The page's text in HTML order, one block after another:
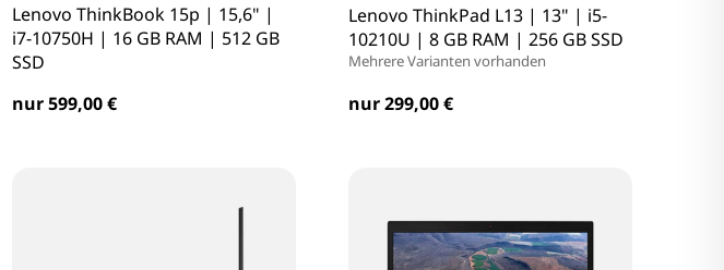
Lenovo ThinkBook 15p | 15,6" |
i7-10750H | 16 GB RAM | 512 GB
SSD
nur 599,00 €
Lenovo ThinkPad L13 | 13" | i5-
10210U | 8 GB RAM | 256 GB SSD
Mehrere Varianten vorhanden
nur 299,00 €